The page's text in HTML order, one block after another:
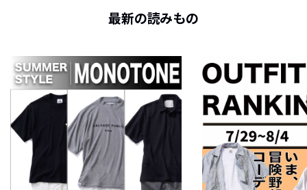
最新の読みもの